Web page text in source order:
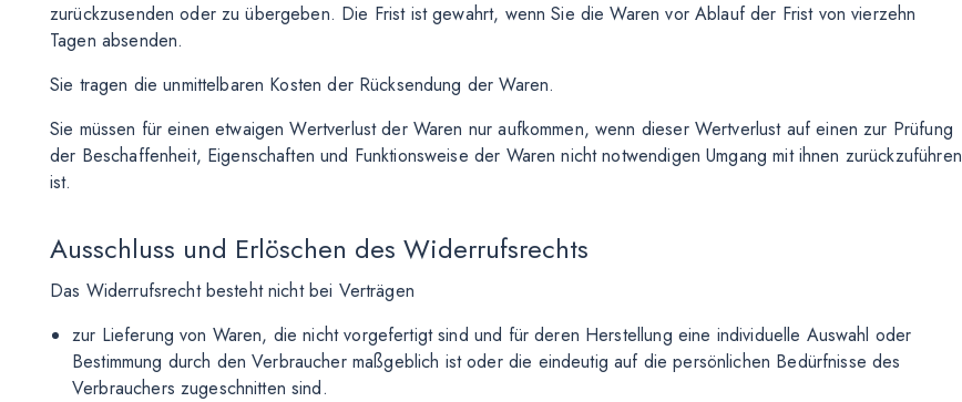
zurückzusenden oder zu übergeben. Die Frist ist gewahrt, wenn Sie die Waren vor Ablauf der Frist von vierzehn
Tagen absenden.
Sie tragen die unmittelbaren Kosten der Rücksendung der Waren.
Sie müssen für einen etwaigen Wertverlust der Waren nur aufkommen, wenn dieser Wertverlust auf einen zur Prüfung
der Beschaffenheit, Eigenschaften und Funktionsweise der Waren nicht notwendigen Umgang mit ihnen zurückzuführen
ist.
Ausschluss und Erlöschen des Widerrufsrechts
Das Widerrufsrecht besteht nicht bei Verträgen
zur Lieferung von Waren, die nicht vorgefertigt sind und für deren Herstellung eine individuelle Auswahl oder
Bestimmung durch den Verbraucher maßgeblich ist oder die eindeutig auf die persönlichen Bedürfnisse des
Verbrauchers zugeschnitten sind.